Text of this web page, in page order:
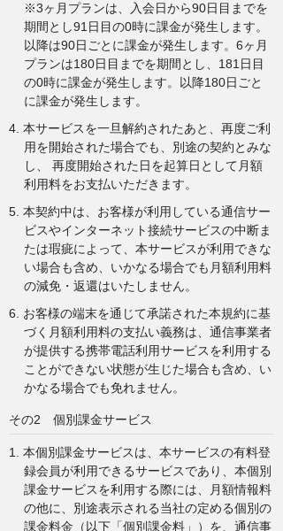
※3ヶ月プランは、入会日から90日目までを
期間とし91日目の0時に課金が発生します。
以降は90日ごとに課金が発生します。6ヶ月
プランは180日目までを期間とし、181日目
の0時に課金が発生します。以降180日ごと
に課金が発生します。
4. 本サービスを一旦解約されたあと、再度ご利
用を開始された場合でも、別途の契約とみな
し、 再度開始された日を起算日として月額
利用料をお支払いただきます。
5. 本契約中は、お客様が利用している通信サー
ビスやインターネット接続サービスの中断ま
たは瑕疵によって、本サービスが利用できな
い場合も含め、いかなる場合でも月額利用料
の減免・返還はいたしません。
6. お客様の端末を通じて承諾された本規約に基
づく月額利用料の支払い義務は、通信事業者
が提供する携帯電話利用サービスを利用する
ことができない状態が生じた場合も含め、い
かなる場合でも免れません。
その2 個別課金サービス
1. 本個別課金サービスは、本サービスの有料登
録会員が利用できるサービスであり、本個別
課金サービスを利用する際には、月額情報料
の他に、別途表示される当社の定める個別の
課金料金（以下「個別課金料」）を、通信事